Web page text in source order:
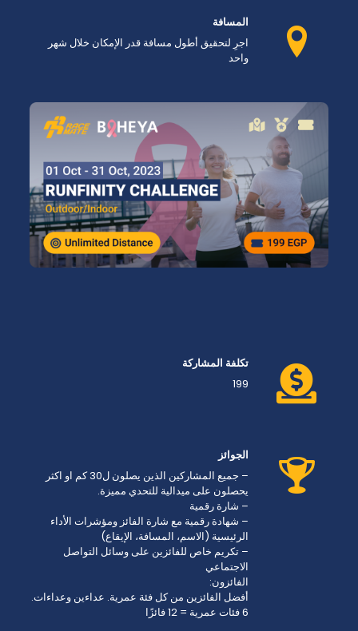
المسافة
اجرِ لتحقيق أطول مسافة قدر الإمكان خلال شهر
واحد
تكلفة المشاركة
199
الجوائز
– جميع المشاركين الذين يصلون ل30 كم او اكثر
يحصلون على ميدالية للتحدي مميزة.
– شارة رقمية
– شهادة رقمية مع شارة الفائز ومؤشرات الأداء
الرئيسية (الاسم، المسافة، الإيقاع)
– تكريم خاص للفائزين على وسائل التواصل
الاجتماعي
الفائزون:
أفضل الفائزين من كل فئة عمرية. عداءين وعداءات.
6 فئات عمرية = 12 فائزًا